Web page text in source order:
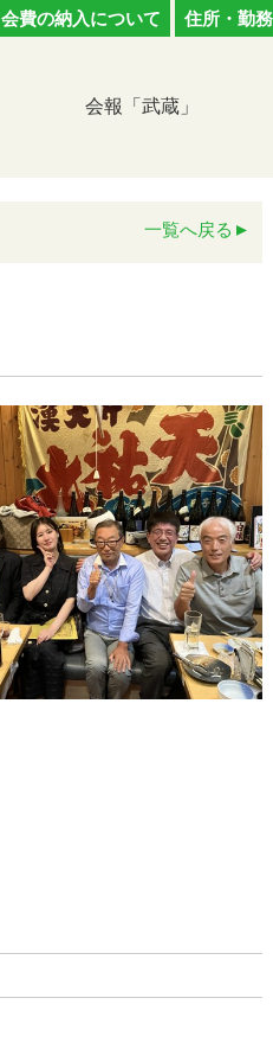
会費の納入について 住所・勤
会報「武蔵」
一覧へ戻る